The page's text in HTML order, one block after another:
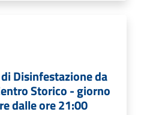
Disinfestazione da
Storico - giorno
dalle ore 21:00